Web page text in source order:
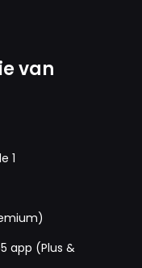
van
1
app (Plus &